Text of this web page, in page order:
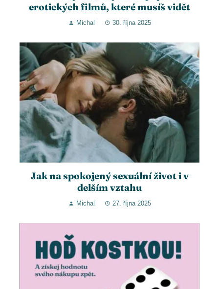
erotických filmů, které musíš vidět
Michal 30. října 2025
Jak na spokojený sexuální život i v
delším vztahu
Michal 27. října 2025